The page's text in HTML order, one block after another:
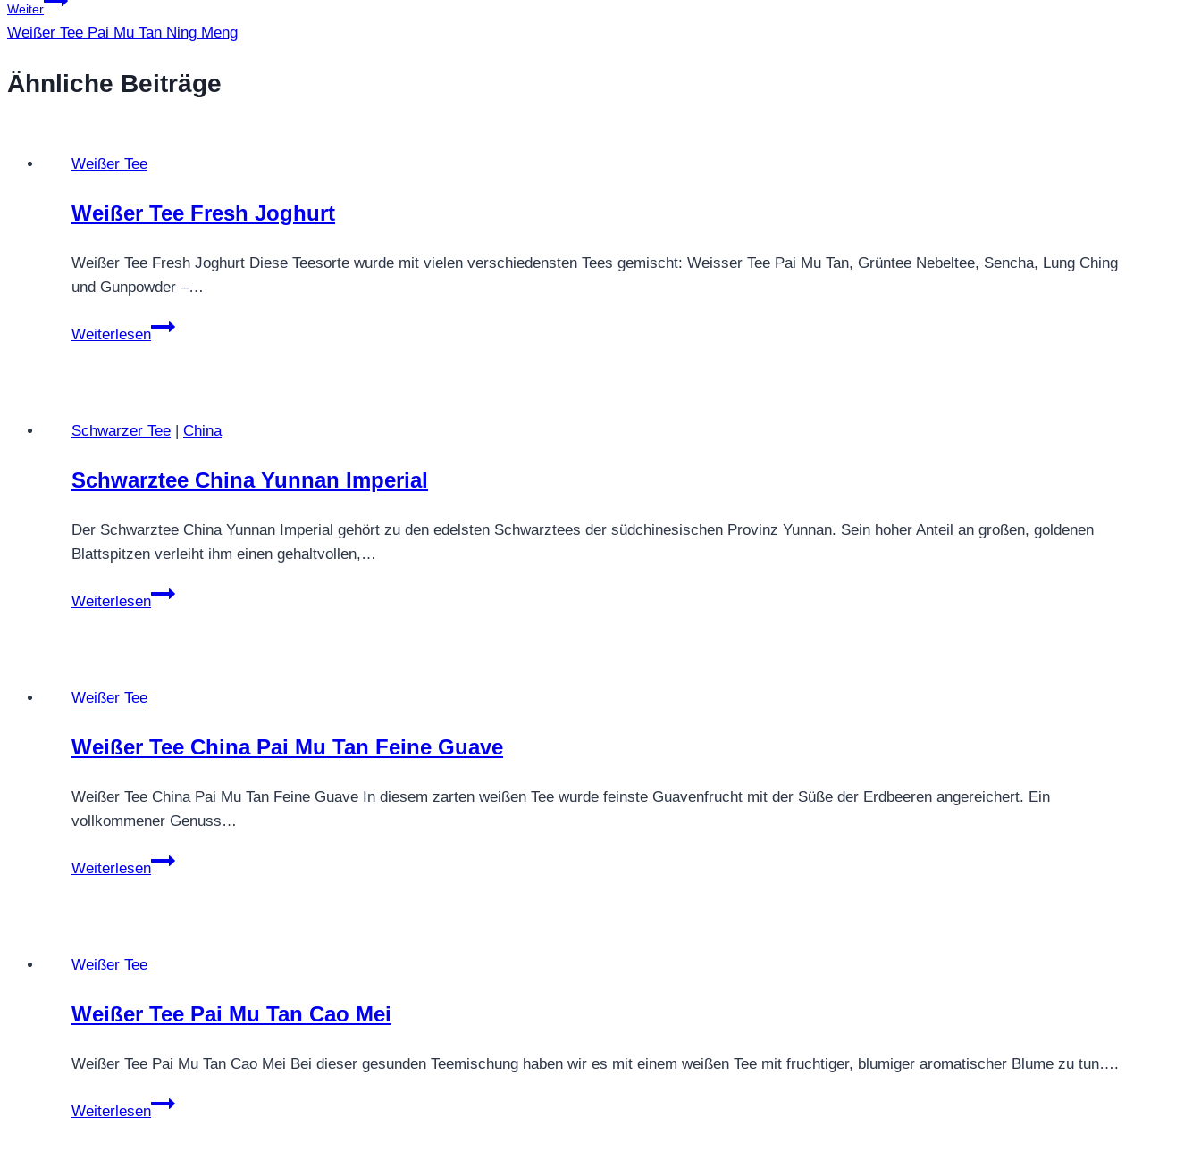
Weiter
Weißer Tee Pai Mu Tan Ning Meng
Ähnliche Beiträge
Weißer Tee
Weißer Tee Fresh Joghurt
Weißer Tee Fresh Joghurt Diese Teesorte wurde mit vielen verschiedensten Tees gemischt: Weisser Tee Pai Mu Tan, Grüntee Nebeltee, Sencha, Lung Ching
und Gunpowder –…
Weiterlesen
Weißer
Schwarzer Tee | China
Schwarztee China Yunnan Imperial
Der Schwarztee China Yunnan Imperial gehört zu den edelsten Schwarztees der südchinesischen Provinz Yunnan. Sein hoher Anteil an großen, goldenen
Blattspitzen verleiht ihm einen gehaltvollen,…
Weiterlesen
Schwarztee
Weißer Tee
Weißer Tee China Pai Mu Tan Feine Guave
Weißer Tee China Pai Mu Tan Feine Guave In diesem zarten weißen Tee wurde feinste Guavenfrucht mit der Süße der Erdbeeren angereichert. Ein
vollkommener Genuss…
Weiterlesen
Weißer
Feine
Guave
Weißer Tee
Weißer Tee Pai Mu Tan Cao Mei
Weißer Tee Pai Mu Tan Cao Mei Bei dieser gesunden Teemischung haben wir es mit einem weißen Tee mit fruchtiger, blumiger aromatischer Blume zu tun….
Weiterlesen
Weißer